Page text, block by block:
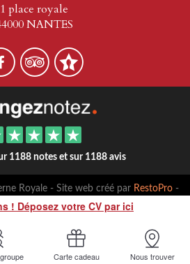
1 place royale
NANTES
1188 notes et sur 1188 avis
Royale - Site web créé par RestoPro-
mentions légales
! Déposez votre CV par ici
Carte cadeau Nous trouver